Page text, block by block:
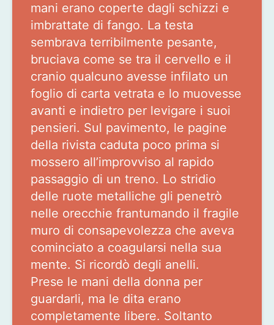
mani erano coperte dagli schizzi e
imbrattate di fango. La testa
sembrava terribilmente pesante,
bruciava come se tra il cervello e il
cranio qualcuno avesse infilato un
foglio di carta vetrata e lo muovesse
avanti e indietro per levigare i suoi
pensieri. Sul pavimento, le pagine
della rivista caduta poco prima si
mossero all’improvviso al rapido
passaggio di un treno. Lo stridio
delle ruote metalliche gli penetrò
nelle orecchie frantumando il fragile
muro di consapevolezza che aveva
cominciato a coagularsi nella sua
mente. Si ricordò degli anelli.
Prese le mani della donna per
guardarli, ma le dita erano
completamente libere. Soltanto